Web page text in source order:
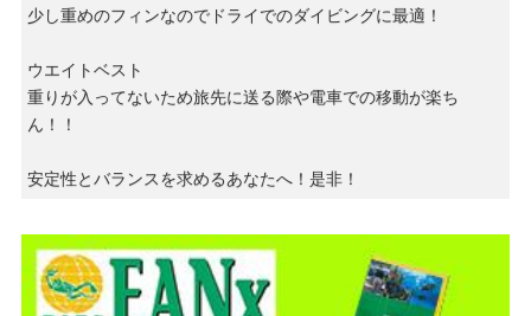
少し重めのフィンなのでドライでのダイビングに最適！
ウエイトベスト
重りが入ってないため旅先に送る際や電車での移動が楽ち
ん！！
安定性とバランスを求めるあなたへ！是非！